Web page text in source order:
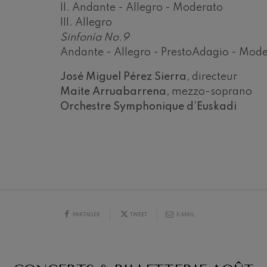
II. Andante - Allegro - Moderato
III. Allegro
Sinfonía No.9
Andante - Allegro - PrestoAdagio -
José Miguel Pérez Sierra, directeur
Maite Arruabarrena, mezzo-soprano
Orchestre Symphonique d’Euskadi
PARTAGER TWEET E-MAIL
Symphonie nº2
Symphonie nº6
Concerto pour piano nº1